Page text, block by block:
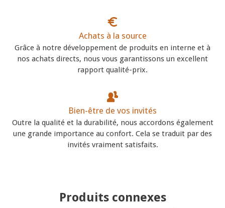
Achats à la source
Grâce à notre développement de produits en interne et à
nos achats directs, nous vous garantissons un excellent
rapport qualité-prix.
Bien-être de vos invités
Outre la qualité et la durabilité, nous accordons également
une grande importance au confort. Cela se traduit par des
invités vraiment satisfaits.
Produits connexes